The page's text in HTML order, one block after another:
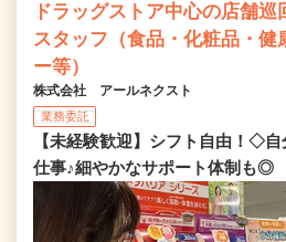
ドラッグストア中心の店舗巡
スタッフ（食品・化粧品・健
ー等）
株式会社 アールネクスト
業務委託
【未経験歓迎】シフト自由！◇
仕事♪細やかなサポート体制も◎